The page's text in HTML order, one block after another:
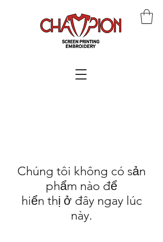
Chúng tôi không có sản
phẩm nào để
hiển thị ở đây ngay lúc
này.